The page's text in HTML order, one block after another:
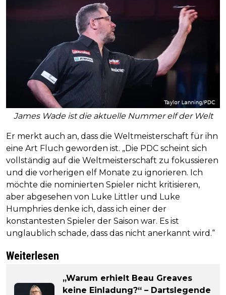
James Wade ist die aktuelle Nummer elf der Welt
Er merkt auch an, dass die Weltmeisterschaft für ihn
eine Art Fluch geworden ist. „Die PDC scheint sich
vollständig auf die Weltmeisterschaft zu fokussieren
und die vorherigen elf Monate zu ignorieren. Ich
möchte die nominierten Spieler nicht kritisieren,
aber abgesehen von Luke Littler und Luke
Humphries denke ich, dass ich einer der
konstantesten Spieler der Saison war. Es ist
unglaublich schade, dass das nicht anerkannt wird.“
Weiterlesen
„Warum erhielt Beau Greaves
keine Einladung?“ – Dartslegende